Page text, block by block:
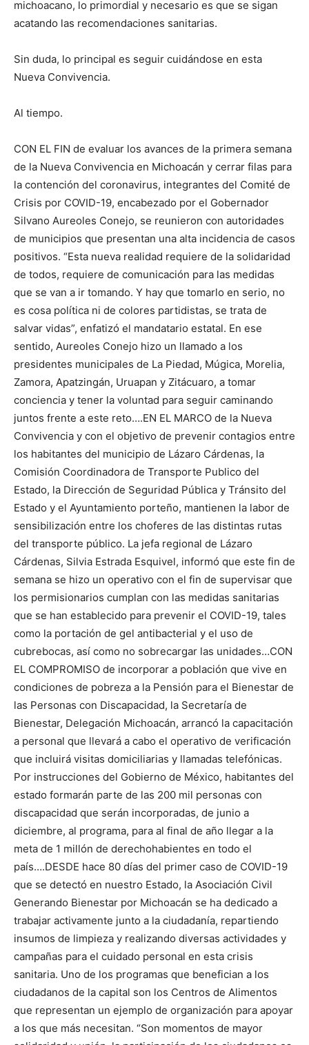
michoacano, lo primordial y necesario es que se sigan
acatando las recomendaciones sanitarias.
Sin duda, lo principal es seguir cuidándose en esta
Nueva Convivencia.
Al tiempo.
CON EL FIN de evaluar los avances de la primera semana
de la Nueva Convivencia en Michoacán y cerrar filas para
la contención del coronavirus, integrantes del Comité de
Crisis por COVID-19, encabezado por el Gobernador
Silvano Aureoles Conejo, se reunieron con autoridades
de municipios que presentan una alta incidencia de casos
positivos. “Esta nueva realidad requiere de la solidaridad
de todos, requiere de comunicación para las medidas
que se van a ir tomando. Y hay que tomarlo en serio, no
es cosa política ni de colores partidistas, se trata de
salvar vidas”, enfatizó el mandatario estatal. En ese
sentido, Aureoles Conejo hizo un llamado a los
presidentes municipales de La Piedad, Múgica, Morelia,
Zamora, Apatzingán, Uruapan y Zitácuaro, a tomar
conciencia y tener la voluntad para seguir caminando
juntos frente a este reto….EN EL MARCO de la Nueva
Convivencia y con el objetivo de prevenir contagios entre
los habitantes del municipio de Lázaro Cárdenas, la
Comisión Coordinadora de Transporte Publico del
Estado, la Dirección de Seguridad Pública y Tránsito del
Estado y el Ayuntamiento porteño, mantienen la labor de
sensibilización entre los choferes de las distintas rutas
del transporte público. La jefa regional de Lázaro
Cárdenas, Silvia Estrada Esquivel, informó que este fin de
semana se hizo un operativo con el fin de supervisar que
los permisionarios cumplan con las medidas sanitarias
que se han establecido para prevenir el COVID-19, tales
como la portación de gel antibacterial y el uso de
cubrebocas, así como no sobrecargar las unidades…CON
EL COMPROMISO de incorporar a población que vive en
condiciones de pobreza a la Pensión para el Bienestar de
las Personas con Discapacidad, la Secretaría de
Bienestar, Delegación Michoacán, arrancó la capacitación
a personal que llevará a cabo el operativo de verificación
que incluirá visitas domiciliarias y llamadas telefónicas.
Por instrucciones del Gobierno de México, habitantes del
estado formarán parte de las 200 mil personas con
discapacidad que serán incorporadas, de junio a
diciembre, al programa, para al final de año llegar a la
meta de 1 millón de derechohabientes en todo el
país….DESDE hace 80 días del primer caso de COVID-19
que se detectó en nuestro Estado, la Asociación Civil
Generando Bienestar por Michoacán se ha dedicado a
trabajar activamente junto a la ciudadanía, repartiendo
insumos de limpieza y realizando diversas actividades y
campañas para el cuidado personal en esta crisis
sanitaria. Uno de los programas que benefician a los
ciudadanos de la capital son los Centros de Alimentos
que representan un ejemplo de organización para apoyar
a los que más necesitan. “Son momentos de mayor